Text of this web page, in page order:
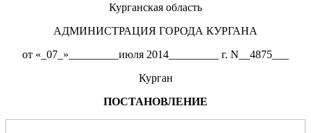
Курганская область
АДМИНИСТРАЦИЯ ГОРОДА КУРГАНА
от «_07_»_________июля 2014_________ г. N__4875___
Курган
ПОСТАНОВЛЕНИЕ